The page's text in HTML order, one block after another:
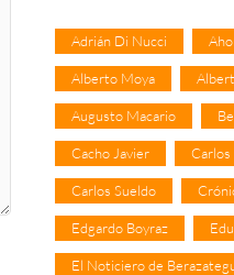
Adrián Di Nucci
Alberto Moya
Augusto Macario
Cacho Javier Carlos
Carlos Sueldo
Edgardo Boyraz
El Noticiero de